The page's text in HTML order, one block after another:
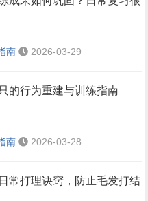
南 2026-03-29
的行为重建与训练指南
南 2026-03-28
常打理诀窍，防止毛发打结